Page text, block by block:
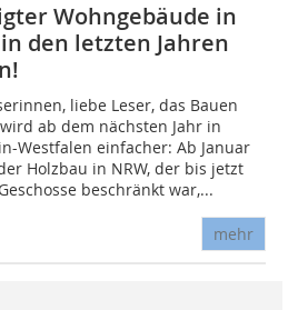
Wohngebäude in
den letzten Jahren
liebe Leser, das Bauen
ab dem nächsten Jahr in
Westfalen einfacher: Ab Januar
Holzbau in NRW, der bis jetzt
beschränkt war,...
mehr